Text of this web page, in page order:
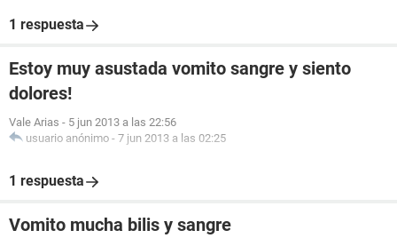
1 respuesta
Estoy muy asustada vomito sangre y siento
dolores!
Vale Arias - 5 jun 2013 a las 22:56
usuario anónimo - 7 jun 2013 a las 02:25
1 respuesta
Vomito mucha bilis y sangre